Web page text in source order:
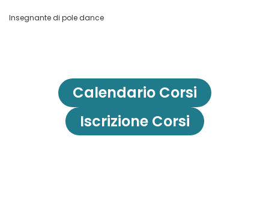
Insegnante di pole dance
Calendario Corsi
Iscrizione Corsi